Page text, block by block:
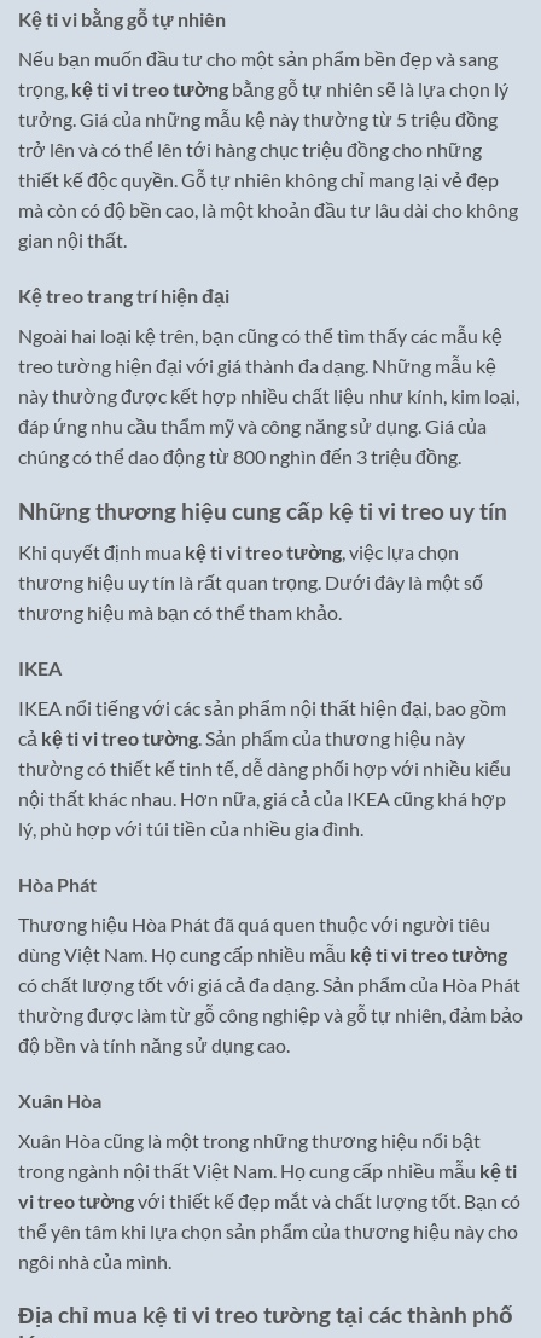
Kệ ti vi bằng gỗ tự nhiên
Nếu bạn muốn đầu tư cho một sản phẩm bền đẹp và sang
trọng, kệ ti vi treo tường bằng gỗ tự nhiên sẽ là lựa chọn lý
tưởng. Giá của những mẫu kệ này thường từ 5 triệu đồng
trở lên và có thể lên tới hàng chục triệu đồng cho những
thiết kế độc quyền. Gỗ tự nhiên không chỉ mang lại vẻ đẹp
mà còn có độ bền cao, là một khoản đầu tư lâu dài cho không
gian nội thất.
Kệ treo trang trí hiện đại
Ngoài hai loại kệ trên, bạn cũng có thể tìm thấy các mẫu kệ
treo tường hiện đại với giá thành đa dạng. Những mẫu kệ
này thường được kết hợp nhiều chất liệu như kính, kim loại,
đáp ứng nhu cầu thẩm mỹ và công năng sử dụng. Giá của
chúng có thể dao động từ 800 nghìn đến 3 triệu đồng.
Những thương hiệu cung cấp kệ ti vi treo uy tín
Khi quyết định mua kệ ti vi treo tường, việc lựa chọn
thương hiệu uy tín là rất quan trọng. Dưới đây là một số
thương hiệu mà bạn có thể tham khảo.
IKEA
IKEA nổi tiếng với các sản phẩm nội thất hiện đại, bao gồm
cả kệ ti vi treo tường. Sản phẩm của thương hiệu này
thường có thiết kế tinh tế, dễ dàng phối hợp với nhiều kiểu
nội thất khác nhau. Hơn nữa, giá cả của IKEA cũng khá hợp
lý, phù hợp với túi tiền của nhiều gia đình.
Hòa Phát
Thương hiệu Hòa Phát đã quá quen thuộc với người tiêu
dùng Việt Nam. Họ cung cấp nhiều mẫu kệ ti vi treo tường
có chất lượng tốt với giá cả đa dạng. Sản phẩm của Hòa Phát
thường được làm từ gỗ công nghiệp và gỗ tự nhiên, đảm bảo
độ bền và tính năng sử dụng cao.
Xuân Hòa
Xuân Hòa cũng là một trong những thương hiệu nổi bật
trong ngành nội thất Việt Nam. Họ cung cấp nhiều mẫu kệ ti
vi treo tườngvới thiết kế đẹp mắt và chất lượng tốt. Bạn có
thể yên tâm khi lựa chọn sản phẩm của thương hiệu này cho
ngôi nhà của mình.
Địa chỉ mua kệ ti vi treo tường tại các thành phố